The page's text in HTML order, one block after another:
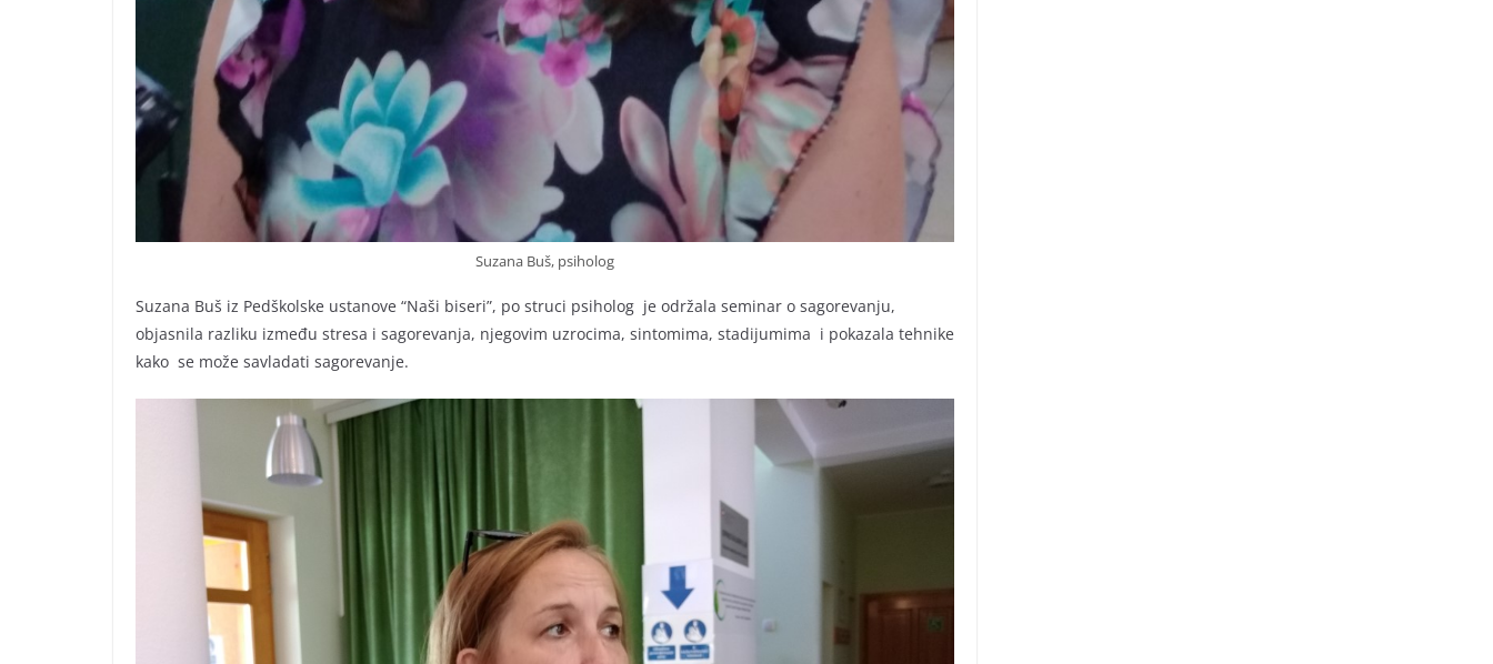
Suzana Buš, psiholog
Suzana Buš iz Pedškolske ustanove “Naši biseri”, po struci psiholog je održala seminar o sagorevanju,
objasnila razliku između stresa i sagorevanja, njegovim uzrocima, sintomima, stadijumima i pokazala tehnike
kako se može savladati sagorevanje.